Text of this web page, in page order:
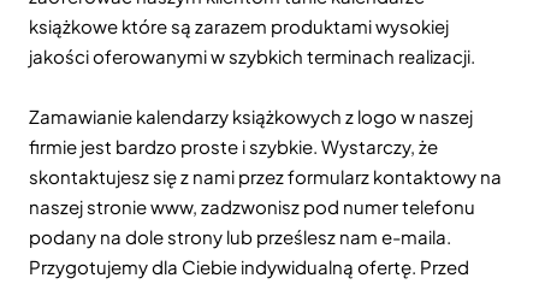
książkowe które są zarazem produktami wysokiej
jakości oferowanymi w szybkich terminach realizacji.
Zamawianie kalendarzy książkowych z logo w naszej
firmie jest bardzo proste i szybkie. Wystarczy, że
skontaktujesz się z nami przez formularz kontaktowy na
naszej stronie www, zadzwonisz pod numer telefonu
podany na dole strony lub prześlesz nam e-maila.
Przygotujemy dla Ciebie indywidualną ofertę. Przed